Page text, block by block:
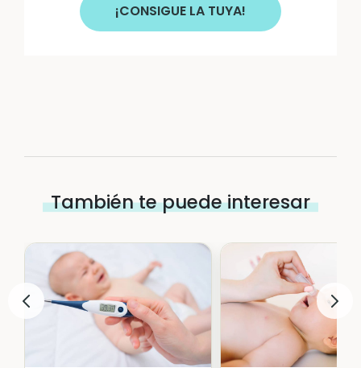
¡CONSIGUE LA TUYA!
También te puede interesar